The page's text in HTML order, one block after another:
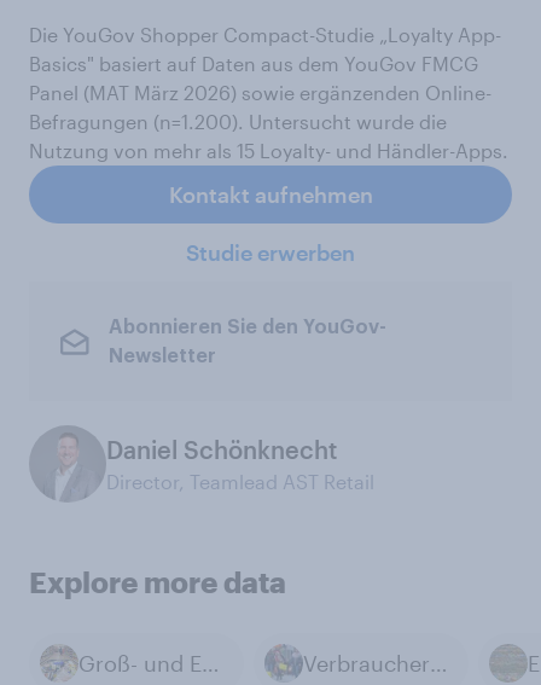
Die YouGov Shopper Compact-Studie „Loyalty App-
Basics" basiert auf Daten aus dem YouGov FMCG
Panel (MAT März 2026) sowie ergänzenden Online-
Befragungen (n=1.200). Untersucht wurde die
Nutzung von mehr als 15 Loyalty- und Händler-Apps.
Kontakt aufnehmen
Studie erwerben
Abonnieren Sie den YouGov-
Newsletter
Daniel Schönknecht
Director, Teamlead AST Retail
Explore more data
Groß- und Einzelhandel Verbrauchervertrauen